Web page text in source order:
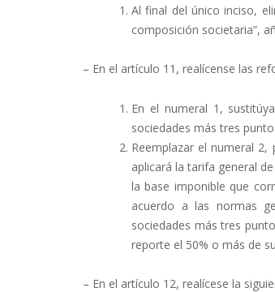
Al final del único inciso,
composición societaria”,
– En el artículo 11, realícense las
En el numeral 1,
sociedades más tres
Reemplazar el numeral
aplicará la tarifa general
la base imponible que
acuerdo a las normas
sociedades más tres
reporte el 50% o más de
– En el artículo 12, realícese la